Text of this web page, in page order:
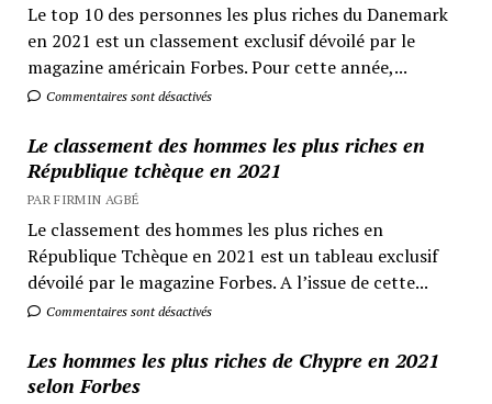
Le top 10 des personnes les plus riches du Danemark
en 2021 est un classement exclusif dévoilé par le
magazine américain Forbes. Pour cette année,...
Commentaires sont désactivés
Le classement des hommes les plus riches en
République tchèque en 2021
PAR FIRMIN AGBÉ
Le classement des hommes les plus riches en
République Tchèque en 2021 est un tableau exclusif
dévoilé par le magazine Forbes. A l’issue de cette...
Commentaires sont désactivés
Les hommes les plus riches de Chypre en 2021
selon Forbes